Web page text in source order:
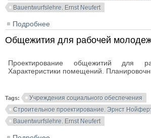
Bauentwurfslehre. Ernst Neufert
Подробнее
Общежития для рабочей
Проектирование общежитий для
Характеристики помещений.
Tags:
Учреждения социального обеспечения
Строительное проектирование. Эрнст
Bauentwurfslehre. Ernst Neufert